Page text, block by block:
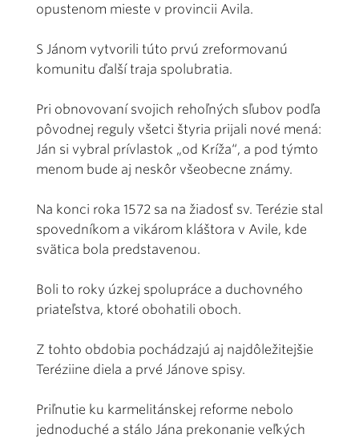
opustenom mieste v provincii Avila.
S Jánom vytvorili túto prvú zreformovanú
komunitu ďalší traja spolubratia.
Pri obnovovaní svojich rehoľných sľubov podľa
pôvodnej reguly všetci štyria prijali nové mená:
Ján si vybral prívlastok „od Kríža“, a pod týmto
menom bude aj neskôr všeobecne známy.
Na konci roka 1572 sa na žiadosť sv. Terézie stal
spovedníkom a vikárom kláštora v Avile, kde
svätica bola predstavenou.
Boli to roky úzkej spolupráce a duchovného
priateľstva, ktoré obohatili oboch.
Z tohto obdobia pochádzajú aj najdôležitejšie
Teréziine diela a prvé Jánove spisy.
Priľnutie ku karmelitánskej reforme nebolo
jednoduché a stálo Jána prekonanie veľkých